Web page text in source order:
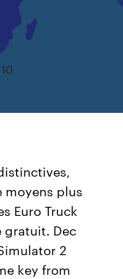
moyens plus
Euro Truck
gratuit. Dec
2
key from